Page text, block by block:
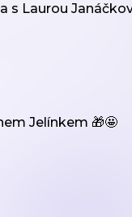
s Laurou
Jelínkem 🎁🤩